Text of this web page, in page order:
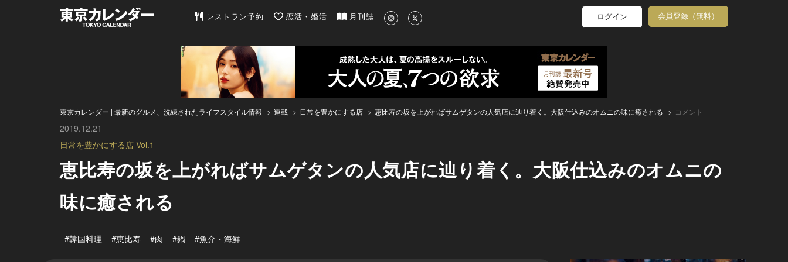
東京カレンダー | 最新のグルメ、洗練されたライフスタイル情報
レストラン予約 恋活・婚活 月刊誌 ログイン 会員登録（無料）
東京カレンダー | 最新のグルメ、洗練されたライフスタイル情報 連載 日常を豊かにする店 恵比寿の坂を上がればサムゲタンの人気店に辿り着く。大阪仕込みのオムニの味に癒される コメント
2019.12.21
日常を豊かにする店 Vol.1
恵比寿の坂を上がればサムゲタンの人気店に辿り着く。大阪仕込みのオムニの
味に癒される
#韓国料理 #恵比寿 #肉 #鍋 #魚介・海鮮